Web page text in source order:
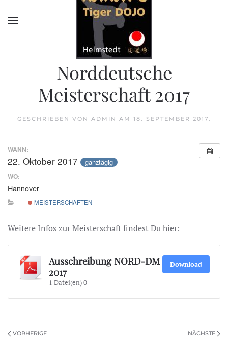
Norddeutsche
Meisterschaft 2017
GESCHRIEBEN VON ADMIN AM 18. SEPTEMBER 2017.
WANN:
22. Oktober 2017 ganztägig
WO:
Hannover
MEISTERSCHAFTEN
Weitere Infos zur Meisterschaft findest Du hier:
Ausschreibung NORD-DM
2017
1 Datei(en)0
Download
VORHERIGE NÄCHSTE